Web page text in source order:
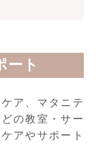
ート
ア、マタニテ
の教室・サー
アやサポート